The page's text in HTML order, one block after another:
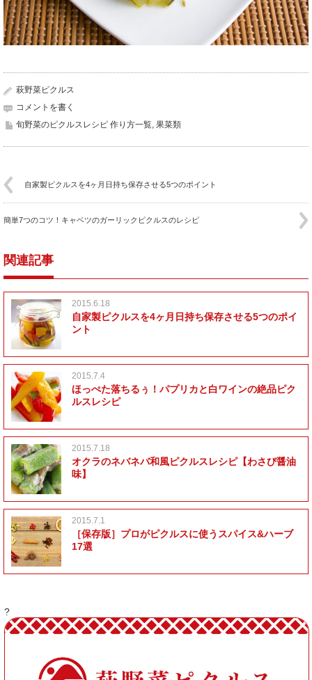
萩野菜ピクルス
コメントを書く
旬野菜のピクルスレシピ 作り方一覧, 果菜類
自家製ピクルスを4ヶ月日持ち保存させる5つのポイント
簡単7つのコツ！キャベツのガーリックピクルスのレシピ
関連記事
2015.6.18
自家製ピクルスを4ヶ月日持ち保存させる5つのポイ
ント
2015.7.4
ほっぺた落ちるぅ！パプリカと白ワインの絶品ピク
ルスレシピ
2015.7.18
オクラのネバネバ和風ピクルスレシピ【わさび醤油
味】
2015.7.1
［保存版］プロがピクルスに使うスパイス&ハーブ
17選
?